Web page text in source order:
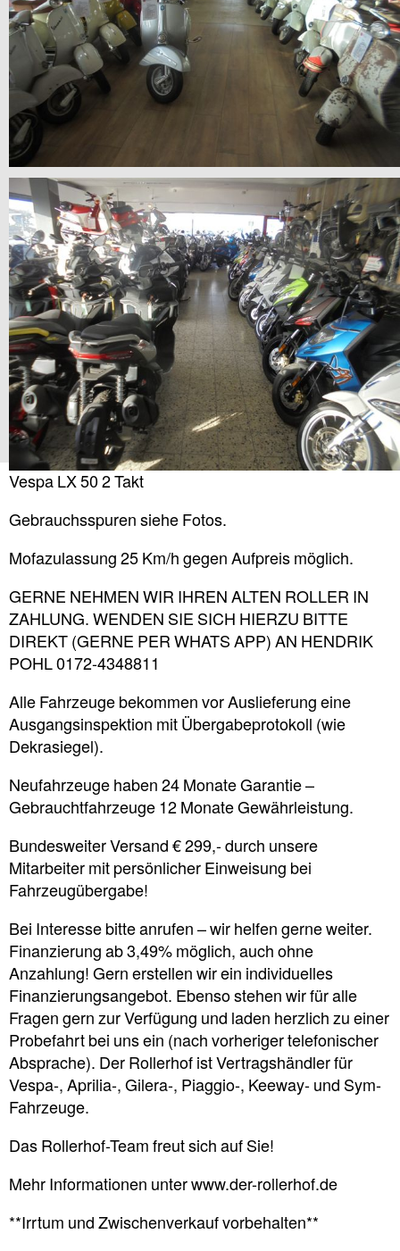
Vespa LX 50 2 Takt
Gebrauchsspuren siehe Fotos.
Mofazulassung 25 Km/h gegen Aufpreis möglich.
GERNE NEHMEN WIR IHREN ALTEN ROLLER IN
ZAHLUNG. WENDEN SIE SICH HIERZU BITTE
DIREKT (GERNE PER WHATS APP) AN HENDRIK
POHL 0172-4348811
Alle Fahrzeuge bekommen vor Auslieferung eine
Ausgangsinspektion mit Übergabeprotokoll (wie
Dekrasiegel).
Neufahrzeuge haben 24 Monate Garantie –
Gebrauchtfahrzeuge 12 Monate Gewährleistung.
Bundesweiter Versand € 299,- durch unsere
Mitarbeiter mit persönlicher Einweisung bei
Fahrzeugübergabe!
Bei Interesse bitte anrufen – wir helfen gerne weiter.
Finanzierung ab 3,49% möglich, auch ohne
Anzahlung! Gern erstellen wir ein individuelles
Finanzierungsangebot. Ebenso stehen wir für alle
Fragen gern zur Verfügung und laden herzlich zu einer
Probefahrt bei uns ein (nach vorheriger telefonischer
Absprache). Der Rollerhof ist Vertragshändler für
Vespa-, Aprilia-, Gilera-, Piaggio-, Keeway- und Sym-
Fahrzeuge.
Das Rollerhof-Team freut sich auf Sie!
Mehr Informationen unter www.der-rollerhof.de
**Irrtum und Zwischenverkauf vorbehalten**